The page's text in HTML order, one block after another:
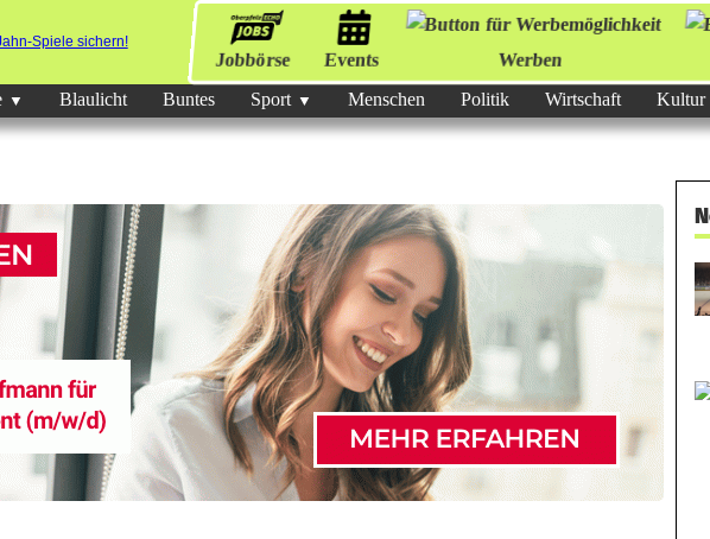
Jobbörse Events Werben
Blaulicht Buntes Sport Menschen Politik Wirtschaft Kultur